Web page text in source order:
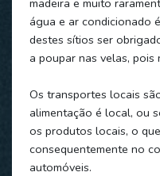
água e ar condicionado
destes sítios ser
a poupar nas velas,
Os transportes locais
alimentação é local, ou
os produtos locais, o
consequentemente no
automóveis.